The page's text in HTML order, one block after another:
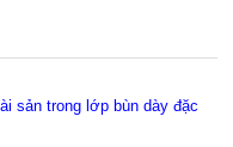
sản trong lớp bùn dày đặc